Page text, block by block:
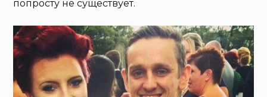
попросту не существует.